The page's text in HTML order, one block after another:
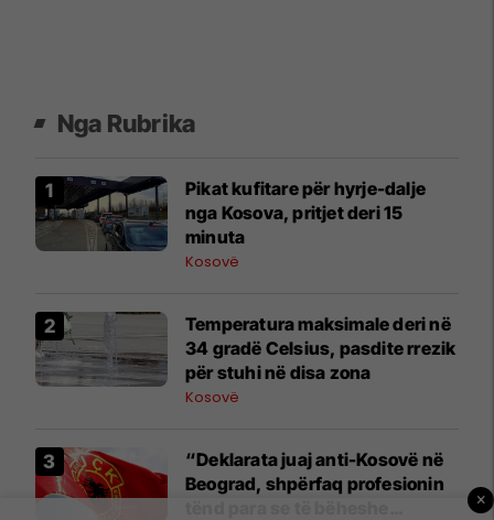
Nga Rubrika
​Pikat kufitare për hyrje-dalje
nga Kosova, pritjet deri 15
minuta
Kosovë
Temperatura maksimale deri në
34 gradë Celsius, pasdite rrezik
për stuhi në disa zona
Kosovë
“Deklarata juaj anti-Kosovë në
Beograd, shpërfaq profesionin
×